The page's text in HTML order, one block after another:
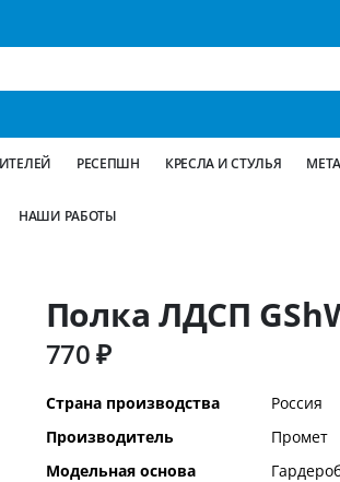
РЕСЕПШН КРЕСЛА И СТУЛЬЯ
НАШИ РАБОТЫ
Полка ЛДСП
770 ₽
Дополнительная
информация
Страна производства
Россия
Производитель
Промет
Модельная основа